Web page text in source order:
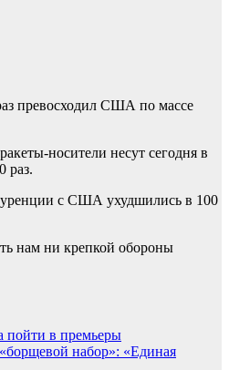
превосходил США по массе
носители несут сегодня в
раз.
с США ухудшились в 100
нам ни крепкой обороны
пойти в премьеры
набор»: «Единая